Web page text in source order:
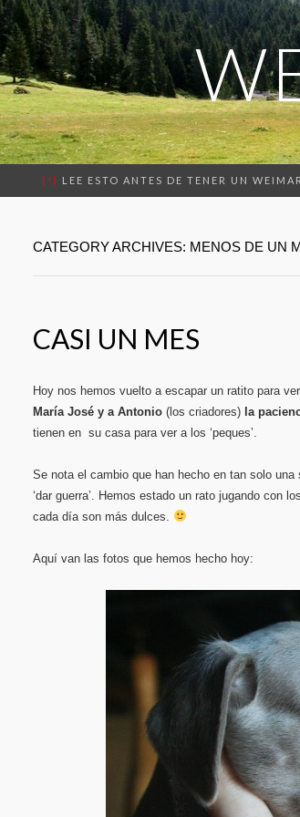
(!) LEE ESTO ANTES DE TENER UN
CATEGORY ARCHIVES: MENOS DE UN
CASI UN MES
Hoy nos hemos vuelto a escapar un ratito para
María José y a Antonio (los criadores) la
tienen en su casa para ver a los ‘peques’.
Se nota el cambio que han hecho en tan solo
‘dar guerra’. Hemos estado un rato jugando con
cada día son más dulces.
Aquí van las fotos que hemos hecho hoy: